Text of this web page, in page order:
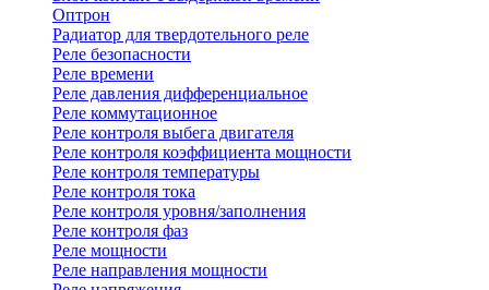
Оптрон
Радиатор для твердотельного реле
Реле безопасности
Реле времени
Реле давления дифференциальное
Реле коммутационное
Реле контроля выбега двигателя
Реле контроля коэффициента мощности
Реле контроля температуры
Реле контроля тока
Реле контроля уровня/заполнения
Реле контроля фаз
Реле мощности
Реле направления мощности